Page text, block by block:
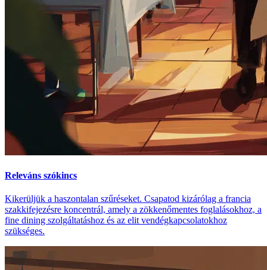
Releváns szókincs
Kikerüljük a haszontalan szűréseket. Csapatod kizárólag a francia
szakkifejezésre koncentrál, amely a zökkenőmentes foglalásokhoz, a
fine dining szolgáltatáshoz és az elit vendégkapcsolatokhoz
szükséges.